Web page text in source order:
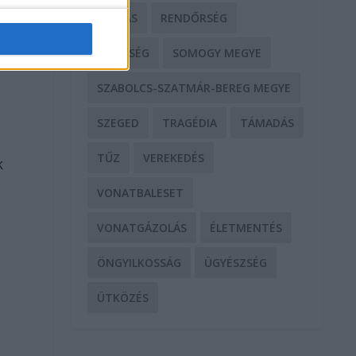
RABLÁS RENDŐRSÉG
SEGÍTSÉG SOMOGY MEGYE
SZABOLCS-SZATMÁR-BEREG MEGYE
SZEGED TRAGÉDIA TÁMADÁS
TŰZ VEREKEDÉS
VONATBALESET
VONATGÁZOLÁS ÉLETMENTÉS
ÖNGYILKOSSÁG ÜGYÉSZSÉG
ÜTKÖZÉS